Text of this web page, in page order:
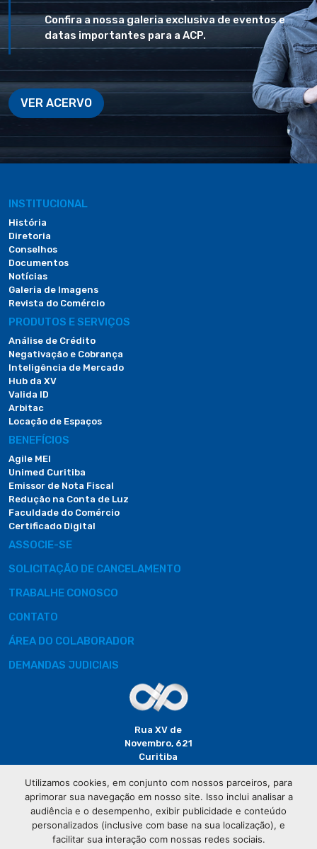
Confira a nossa galeria exclusiva de eventos e
datas importantes para a ACP.
VER ACERVO
INSTITUCIONAL
História
Diretoria
Conselhos
Documentos
Notícias
Galeria de Imagens
Revista do Comércio
PRODUTOS E SERVIÇOS
Análise de Crédito
Negativação e Cobrança
Inteligência de Mercado
Hub da XV
Valida ID
Arbitac
Locação de Espaços
BENEFÍCIOS
Agile MEI
Unimed Curitiba
Emissor de Nota Fiscal
Redução na Conta de Luz
Faculdade do Comércio
Certificado Digital
ASSOCIE-SE
SOLICITAÇÃO DE CANCELAMENTO
TRABALHE CONOSCO
CONTATO
ÁREA DO COLABORADOR
DEMANDAS JUDICIAIS
Rua XV de
Novembro, 621
Curitiba
(41) 3320-
2929
Utilizamos cookies, em conjunto com nossos parceiros, para
aprimorar sua navegação em nosso site. Isso inclui analisar a
audiência e o desempenho, exibir publicidade e conteúdo
personalizados (inclusive com base na sua localização), e
facilitar sua interação com nossas redes sociais.